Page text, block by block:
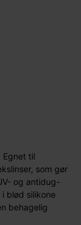
Egnet til
som gør
og antidug-
blød silikone
behagelig